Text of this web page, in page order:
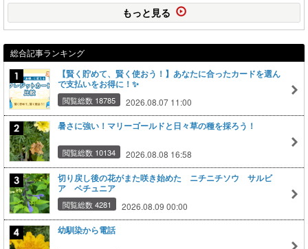
もっと見る
総合記事ランキング
【賢く貯めて、賢く使おう！】あなたに合ったカードを選ん
で支払いをお得に！✨
閲覧総数 18785 2026.08.07 11:00
暑さに強い！マリーゴールドと日々草の種を採ろう！
閲覧総数 10134 2026.08.08 16:58
切り戻し後の花がまた咲き始めた ニチニチソウ サルビ
ア ペチュニア
閲覧総数 4281 2026.08.09 00:00
幼馴染から電話